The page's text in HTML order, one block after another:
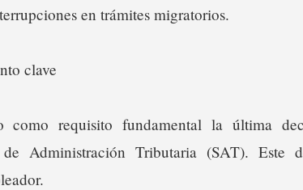
en trámites migratorios.
clave
requisito fundamental la última
Administración Tributaria (SAT). Este